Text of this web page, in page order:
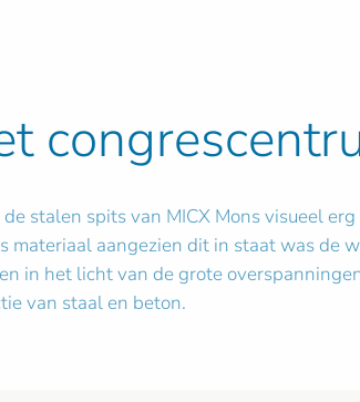
stalen spits van MICX Mons visueel
materiaal aangezien dit in staat was
in het licht van de grote
van staal en beton.